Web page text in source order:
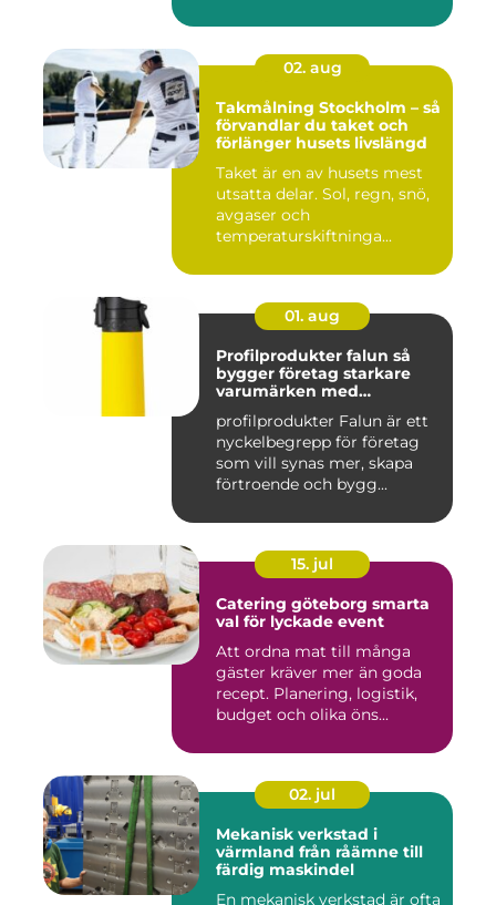
02. aug
Takmålning Stockholm – så
förvandlar du taket och
förlänger husets livslängd
Taket är en av husets mest
utsatta delar. Sol, regn, snö,
avgaser och
temperaturskiftninga...
01. aug
Profilprodukter falun så
bygger företag starkare
varumärken med
profilprodukter Falun är ett
nyckelbegrepp för företag
som vill synas mer, skapa
förtroende och bygg...
15. jul
Catering göteborg smarta
val för lyckade event
Att ordna mat till många
gäster kräver mer än goda
recept. Planering, logistik,
budget och olika öns...
02. jul
Mekanisk verkstad i
värmland från råämne till
färdig maskindel
En mekanisk verkstad är ofta